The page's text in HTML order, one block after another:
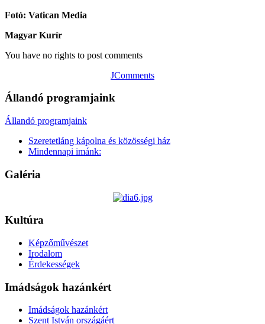
Fotó: Vatican Media
Magyar Kurír
You have no rights to post comments
JComments
Állandó programjaink
Állandó programjaink
Szeretetláng kápolna és közösségi ház
Mindennapi imánk:
Galéria
Kultúra
Képzőművészet
Irodalom
Érdekességek
Imádságok hazánkért
Imádságok hazánkért
Szent István országáért